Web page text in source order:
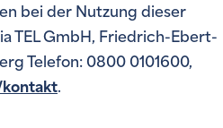
bei der Nutzung dieser
TEL GmbH, Friedrich-Ebert-
Telefon: 0800 0101600,
.